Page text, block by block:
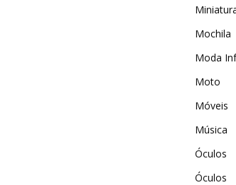
Mochila
Moda
Moto
Móveis
Música
Óculos
Óculos